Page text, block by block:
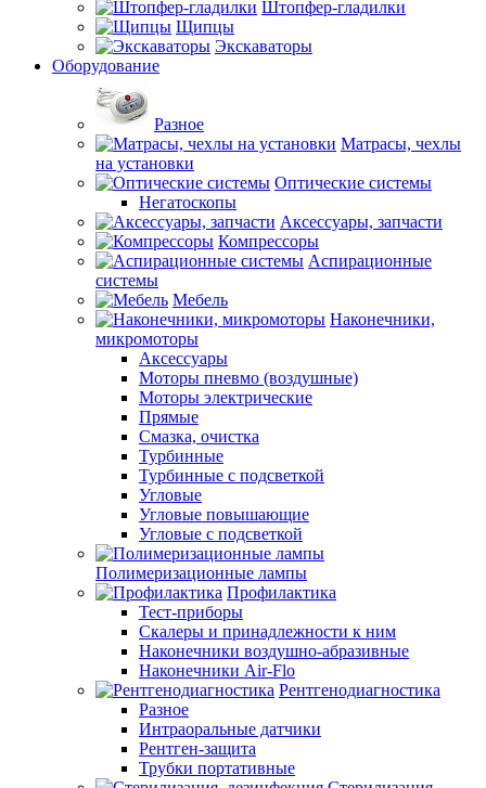
Штопфер-гладилки
Щипцы
Экскаваторы
Оборудование
Разное
Матрасы, чехлы
на установки
Оптические системы
Негатоскопы
Аксессуары, запчасти
Компрессоры
Аспирационные
системы
Мебель
Наконечники,
микромоторы
Аксессуары
Моторы пневмо (воздушные)
Моторы электрические
Прямые
Смазка, очистка
Турбинные
Турбинные с подсветкой
Угловые
Угловые повышающие
Угловые с подсветкой
Полимеризационные лампы
Профилактика
Тест-приборы
Скалеры и принадлежности к ним
Наконечники воздушно-абразивные
Наконечники Air-Flo
Рентгенодиагностика
Разное
Интраоральные датчики
Рентген-защита
Трубки портативные